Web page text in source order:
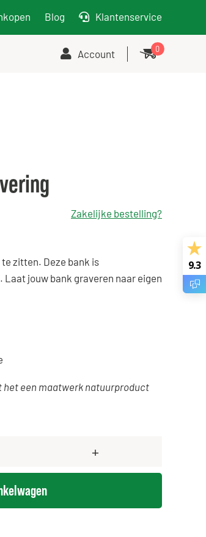
Blog Klantenservice
Account 0
Zakelijke bestelling?
zitten. Deze bank is
jouw bank graveren naar eigen
het een maatwerk natuurproduct
9.3